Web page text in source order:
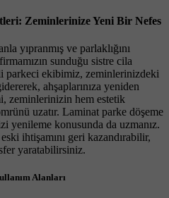
Zeminlerinize Yeni Bir Nefes
yıpranmış ve parlaklığını
sunduğu sistre cila
parkeci ekibimiz, zeminlerinizdeki
ahşaplarınıza yeniden
zeminlerinizin hem estetik
uzatır. Laminat parke döşeme
yenileme konusunda da uzmanız.
ihtişamını geri kazandırabilir,
yaratabilirsiniz.
Alanları